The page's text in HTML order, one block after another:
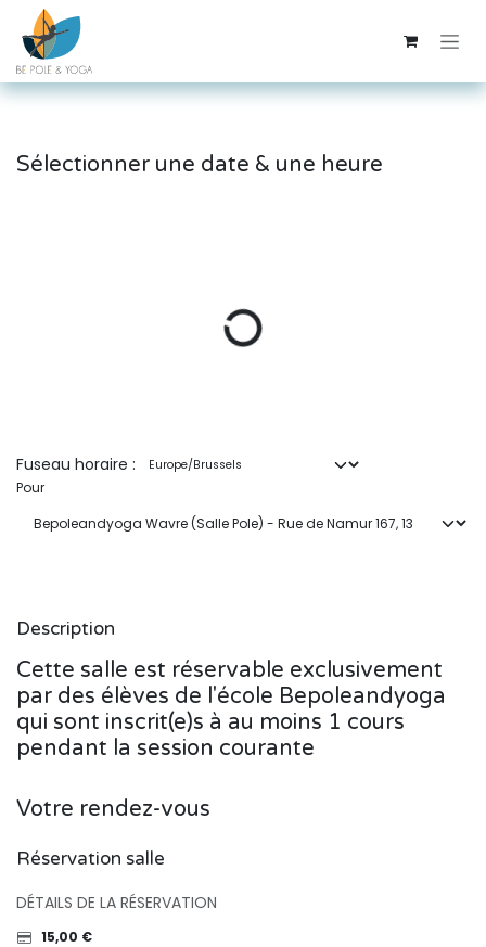
Se rendre au contenu
Sélectionner une date & une heure
Fuseau horaire :
Pour
Description
Cette salle est réservable exclusivement
par des élèves de l'école Bepoleandyoga
qui sont inscrit(e)s à au moins 1 cours
pendant la session courante
Votre rendez-vous
Réservation salle
DÉTAILS DE LA RÉSERVATION
15,00 €